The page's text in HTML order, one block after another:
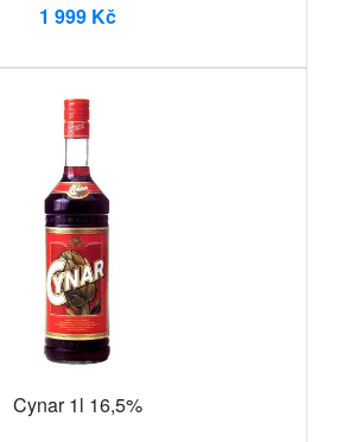
1 999 Kč
Cynar 1l 16,5%